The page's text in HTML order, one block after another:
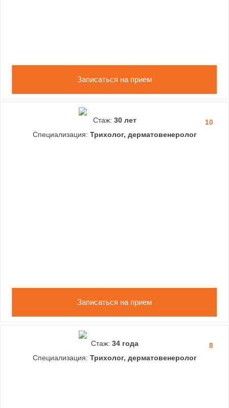
Записаться на прием
10
Стаж: 30 лет
Специализация: Трихолог, дерматовенеролог
Записаться на прием
8
Стаж: 34 года
Специализация: Трихолог, дерматовенеролог